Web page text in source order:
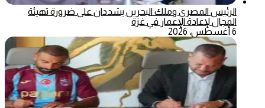
الرئيس المصري وملك البحرين يشددان على ضرورة تهيئة
المجال لإعادة الإعمار في غزة
6 أغسطس، 2026